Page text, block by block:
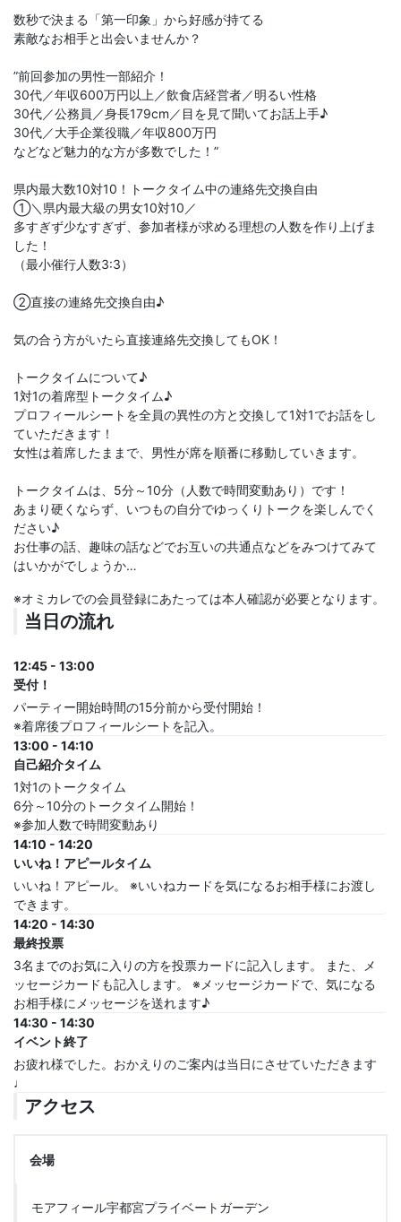
数秒で決まる「第一印象」から好感が持てる
素敵なお相手と出会いませんか？​​​​​​
”前回参加の男性一部紹介！
30代／年収600万円以上／飲食店経営者／明るい性格
30代／公務員／身長179cm／目を見て聞いてお話上手♪
30代／大手企業役職／年収800万円
などなど魅力的な方が多数でした！”
県内最大数10対10！トークタイム中の連絡先交換自由
①＼県内最大級の男女10対10／
多すぎず少なすぎず、参加者様が求める理想の人数を作り上げま
した！
（最小催行人数3:3）
②直接の連絡先交換自由♪
気の合う方がいたら直接連絡先交換してもOK！
トークタイムについて♪
1対1の着席型トークタイム♪
プロフィールシートを全員の異性の方と交換して1対1でお話をし
ていただきます！
女性は着席したままで、男性が席を順番に移動していきます。
トークタイムは、5分～10分（人数で時間変動あり）です！
あまり硬くならず、いつもの自分でゆっくりトークを楽しんでく
ださい♪
お仕事の話、趣味の話などでお互いの共通点などをみつけてみて
はいかがでしょうか…
※オミカレでの会員登録にあたっては本人確認が必要となります。
当日の流れ
12:45 - 13:00
受付！
パーティー開始時間の15分前から受付開始！
※着席後プロフィールシートを記入。
13:00 - 14:10
自己紹介タイム
1対1のトークタイム
6分～10分のトークタイム開始！
※参加人数で時間変動あり
14:10 - 14:20
いいね！アピールタイム
いいね！アピール。 ※いいねカードを気になるお相手様にお渡し
できます。
14:20 - 14:30
最終投票
3名までのお気に入りの方を投票カードに記入します。 また、メ
ッセージカードも記入します。 ※メッセージカードで、気になる
お相手様にメッセージを送れます♪
14:30 - 14:30
イベント終了
お疲れ様でした。おかえりのご案内は当日にさせていただきます
♩
アクセス
会場
モアフィール宇都宮プライベートガーデン